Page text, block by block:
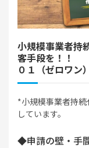
小規模事業者持
客手段を！！
０１（ゼロワン
*小規模事業者持
しています。
◆申請の壁・手